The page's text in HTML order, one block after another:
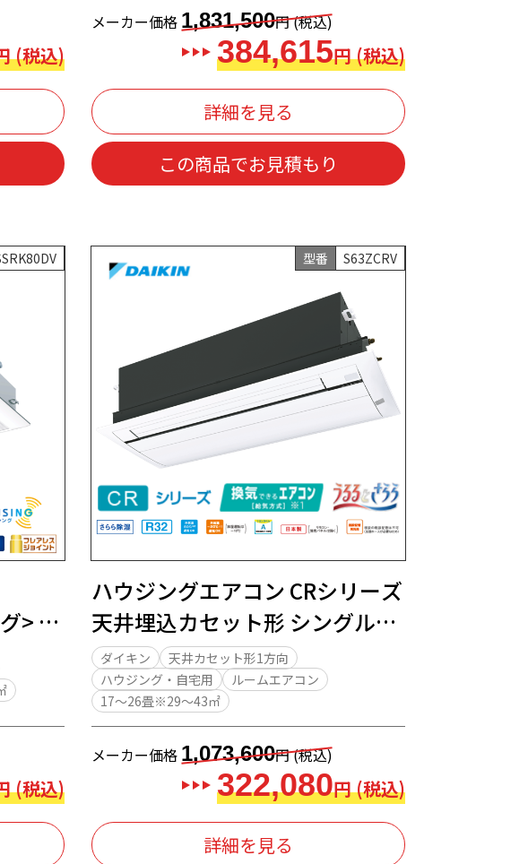
(税込)
メーカー価格 1,831,500円 (税込)
384,615円 (税込)
詳細を見る
この商品でお見積もり
> 天
(税込)
型番 S63ZCRV
ハウジングエアコン CRシリーズ
天井埋込カセット形 シングルフ
ロー 20畳程度
ダイキン
天井カセット形1方向
ハウジング・自宅用
ルームエアコン
17～26畳※29～43㎡
メーカー価格 1,073,600円 (税込)
322,080円 (税込)
詳細を見る